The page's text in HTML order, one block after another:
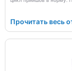
Прочитать весь